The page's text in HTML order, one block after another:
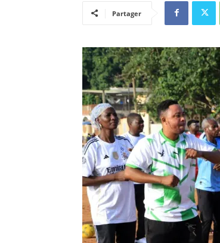
Partager